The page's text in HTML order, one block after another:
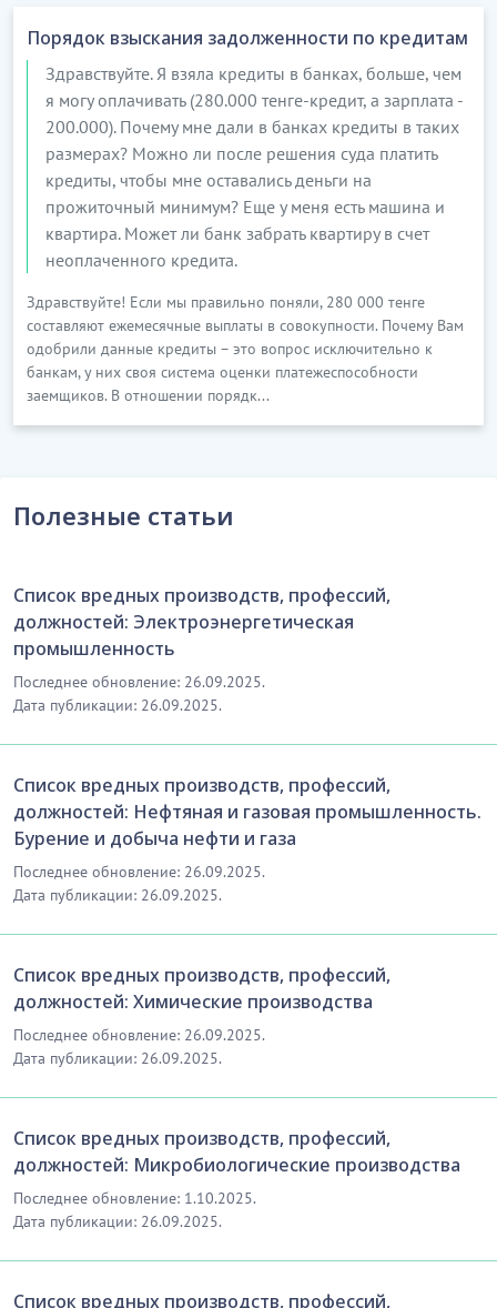
Порядок взыскания задолженности по кредитам
Здравствуйте. Я взяла кредиты в банках, больше, чем
я могу оплачивать (280.000 тенге-кредит, а зарплата -
200.000). Почему мне дали в банках кредиты в таких
размерах? Можно ли после решения суда платить
кредиты, чтобы мне оставались деньги на
прожиточный минимум? Еще у меня есть машина и
квартира. Может ли банк забрать квартиру в счет
неоплаченного кредита.
Здравствуйте! Если мы правильно поняли, 280 000 тенге
составляют ежемесячные выплаты в совокупности. Почему Вам
одобрили данные кредиты – это вопрос исключительно к
банкам, у них своя система оценки платежеспособности
заемщиков. В отношении порядк...
Полезные статьи
Список вредных производств, профессий,
должностей: Электроэнергетическая
промышленность
Последнее обновление: 26.09.2025.
Дата публикации: 26.09.2025.
Список вредных производств, профессий,
должностей: Нефтяная и газовая промышленность.
Бурение и добыча нефти и газа
Последнее обновление: 26.09.2025.
Дата публикации: 26.09.2025.
Список вредных производств, профессий,
должностей: Химические производства
Последнее обновление: 26.09.2025.
Дата публикации: 26.09.2025.
Список вредных производств, профессий,
должностей: Микробиологические производства
Последнее обновление: 1.10.2025.
Дата публикации: 26.09.2025.
Список вредных производств, профессий,